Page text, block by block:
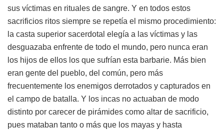
sus víctimas en rituales de sangre. Y en todos estos
sacrificios ritos siempre se repetía el mismo procedimiento:
la casta superior sacerdotal elegía a las víctimas y las
desguazaba enfrente de todo el mundo, pero nunca eran
los hijos de ellos los que sufrían esta barbarie. Más bien
eran gente del pueblo, del común, pero más
frecuentemente los enemigos derrotados y capturados en
el campo de batalla. Y los incas no actuaban de modo
distinto por carecer de pirámides como altar de sacrificio,
pues mataban tanto o más que los mayas y hasta